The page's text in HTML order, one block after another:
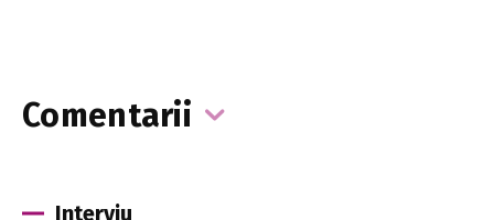
Comentarii
Interviu